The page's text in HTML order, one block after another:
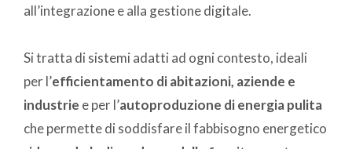
all’integrazione e alla gestione digitale.
Si tratta di sistemi adatti ad ogni contesto, ideali
per l’efficientamento di abitazioni, aziende e
industrie e per l’autoproduzione di energia pulita
che permette di soddisfare il fabbisogno energetico